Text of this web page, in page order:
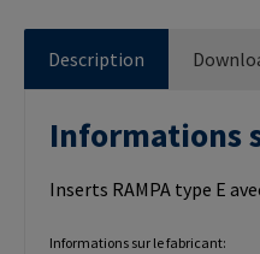
Description
Informations
Inserts RAMPA type E
Informations sur le fabricant: